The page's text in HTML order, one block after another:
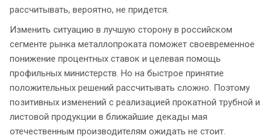
рассчитывать, вероятно, не придется.
Изменить ситуацию в лучшую сторону в российском
сегменте рынка металлопроката поможет своевременное
понижение процентных ставок и целевая помощь
профильных министерств. Но на быстрое принятие
положительных решений рассчитывать сложно. Поэтому
позитивных изменений с реализацией прокатной трубной и
листовой продукции в ближайшие декады мая
отечественным производителям ожидать не стоит.